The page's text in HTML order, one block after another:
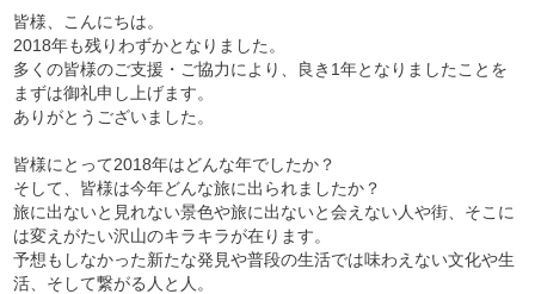
皆様、こんにちは。
2018年も残りわずかとなりました。
多くの皆様のご支援・ご協力により、良き1年となりましたことを
まずは御礼申し上げます。
ありがとうございました。
皆様にとって2018年はどんな年でしたか？
そして、皆様は今年どんな旅に出られましたか？
旅に出ないと見れない景色や旅に出ないと会えない人や街、そこに
は変えがたい沢山のキラキラが在ります。
予想もしなかった新たな発見や普段の生活では味わえない文化や生
活、そして繋がる人と人。